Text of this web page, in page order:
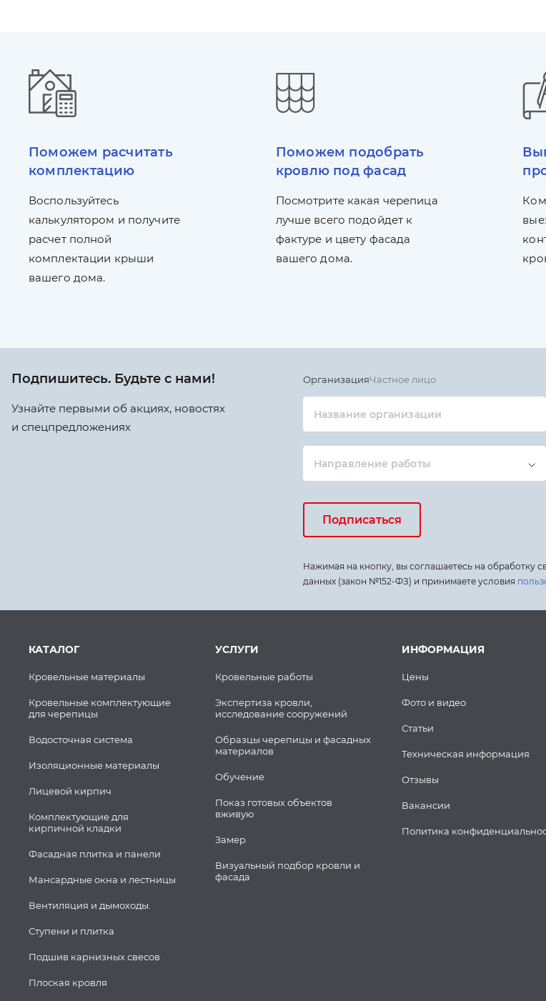
Поможем расчитать
комплектацию
Воспользуйтесь
калькулятором и получите
расчет полной
комплектации крыши
вашего дома.
Поможем подобрать
кровлю под фасад
Посмотрите какая черепица
лучше всего подойдет к
фактуре и цвету фасада
вашего дома.
Подпишитесь. Будьте с нами!
Узнайте первыми об акциях, новостях
и спецпредложениях
ОрганизацияЧастное лицо
Название организации
Направление работы
Подписаться
Нажимая на кнопку, вы соглашаетесь на обработку
данных (закон №152-ФЗ) и принимаете условия
КАТАЛОГ
Кровельные материалы
Кровельные комплектующие
для черепицы
Водосточная система
Изоляционные материалы
Лицевой кирпич
Комплектующие для
кирпичной кладки
Фасадная плитка и панели
Мансардные окна и лестницы
Вентиляция и дымоходы.
Ступени и плитка
Подшив карнизных свесов
Плоская кровля
УСЛУГИ
Кровельные работы
Экспертиза кровли,
исследование сооружений
Образцы черепицы и фасадных
материалов
Обучение
Показ готовых объектов
вживую
Замер
Визуальный подбор кровли и
фасада
ИНФОРМАЦИЯ
Цены
Фото и видео
Статьи
Техническая информация
Отзывы
Вакансии
Политика